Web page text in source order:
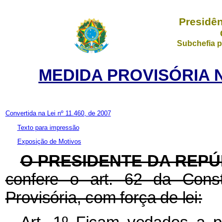
Subchefia
MEDIDA PROVISÓRIA
Convertida na Lei nº 11.460, de 2007
Texto para impressão
Exposição de Motivos
OPRESIDENTE DA
confere o art. 62 da
Provisória, com força de lei: